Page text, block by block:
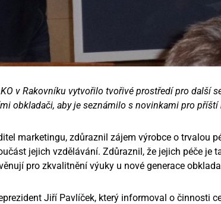
v Rakovníku vytvořilo tvořivé prostředí pro další
obkladači, aby je seznámilo s novinkami pro
marketingu, zdůraznil zájem výrobce o trvalou
jejich vzdělávání. Zdůraznil, že jejich péče je
pro zkvalitnění výuky u nové generace
Jiří Pavlíček, který informoval o činnosti